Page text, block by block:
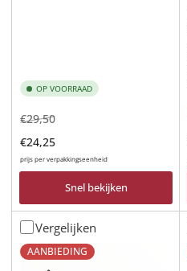
OP VOORRAAD
Normale
prijs
€29,50Aanbiedingsprijs
€24,25
prijs per verpakkingseenheid
Snel bekijken
Vergelijken
AANBIEDING